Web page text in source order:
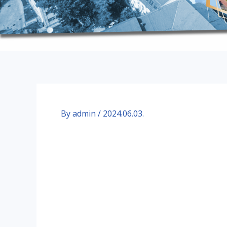
Byadmin / 2024.06.03.